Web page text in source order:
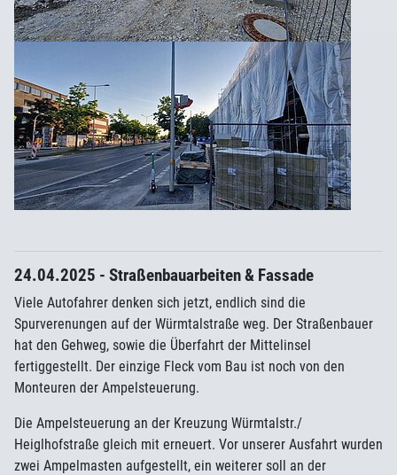
24.04.2025 - Straßenbauarbeiten & Fassade
Viele Autofahrer denken sich jetzt, endlich sind die
Spurverenungen auf der Würmtalstraße weg. Der Straßenbauer
hat den Gehweg, sowie die Überfahrt der Mittelinsel
fertiggestellt. Der einzige Fleck vom Bau ist noch von den
Monteuren der Ampelsteuerung.
Die Ampelsteuerung an der Kreuzung Würmtalstr./
Heiglhofstraße gleich mit erneuert. Vor unserer Ausfahrt wurden
zwei Ampelmasten aufgestellt, ein weiterer soll an der